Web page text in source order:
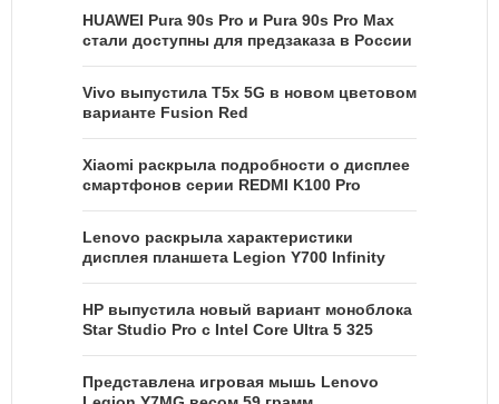
HUAWEI Pura 90s Pro и Pura 90s Pro Max
стали доступны для предзаказа в России
Vivo выпустила T5x 5G в новом цветовом
варианте Fusion Red
Xiaomi раскрыла подробности о дисплее
смартфонов серии REDMI K100 Pro
Lenovo раскрыла характеристики
дисплея планшета Legion Y700 Infinity
HP выпустила новый вариант моноблока
Star Studio Pro с Intel Core Ultra 5 325
Представлена игровая мышь Lenovo